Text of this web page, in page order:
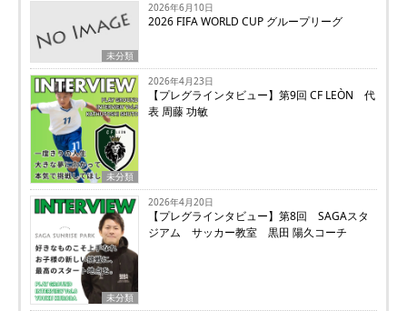
未分類
2026年6月10日
2026 FIFA WORLD CUP グループリーグ
未分類
2026年4月23日
【プレグラインタビュー】第9回 CF LEÒN 代
表 周藤 功敏
未分類
2026年4月20日
【プレグラインタビュー】第8回 SAGAスタ
ジアム サッカー教室 黒田 陽久コーチ